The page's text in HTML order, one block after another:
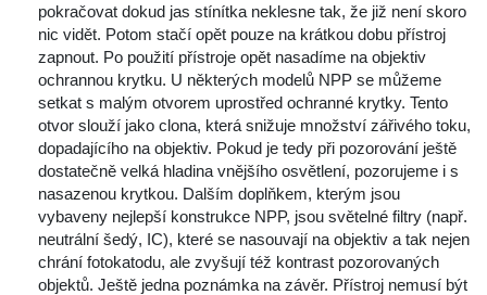
pokračovat dokud jas stínítka neklesne tak, že již není skoro
nic vidět. Potom stačí opět pouze na krátkou dobu přístroj
zapnout. Po použití přístroje opět nasadíme na objektiv
ochrannou krytku. U některých modelů NPP se můžeme
etkat s malým otvorem uprostřed ochranné krytky. Tento
otvor slouží jako clona, která snižuje množství zářivého toku,
dopadajícího na objektiv. Pokud je tedy při pozorování ještě
dostatečně velká hladina vnějšího osvětlení, pozorujeme i s
nasazenou krytkou. Dalším doplňkem, kterým jsou
vybaveny nejlepší konstrukce NPP, jsou světelné filtry (např.
neutrální šedý, IC), které se nasouvají na objektiv a tak nejen
chrání fotokatodu, ale zvyšují též kontrast pozorovaných
objektů. Ještě jedna poznámka na závěr. Přístroj nemusí být